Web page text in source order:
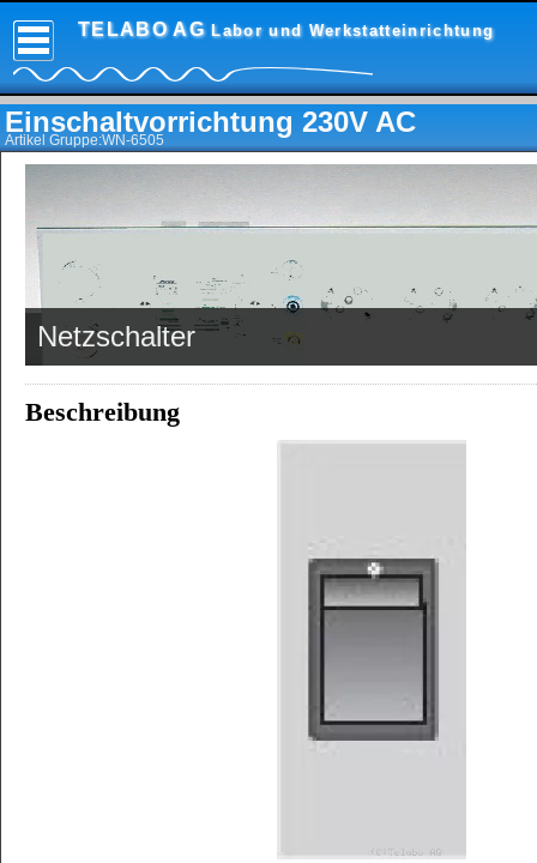
Einschaltvorrichtung 230V AC
Artikel Gruppe:WN-6505
Netzschalter
Beschreibung
TELABO AGLabor und Werkstatteinrichtung